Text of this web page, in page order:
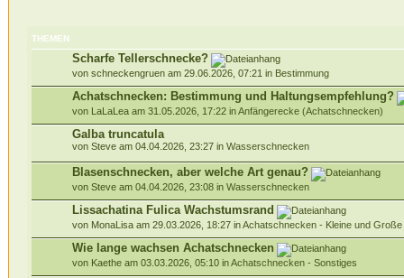
THEMEN
Scharfe Tellerschnecke?
von schneckengruen am 29.06.2026, 07:21 in Bestimmung
Achatschnecken: Bestimmung und Haltungsempfehlung?
von LaLaLea am 31.05.2026, 17:22 inAnfängerecke (Achatschnecken)
Galba truncatula
von Steve am 04.04.2026, 23:27 in Wasserschnecken
Blasenschnecken, aber welche Art genau?
von Steve am 04.04.2026, 23:08 in Wasserschnecken
Lissachatina Fulica Wachstumsrand
von MonaLisa am 29.03.2026, 18:27 inAchatschnecken - Kleine und
Wie lange wachsen Achatschnecken
von Kaethe am 03.03.2026, 05:10 inAchatschnecken - Sonstiges